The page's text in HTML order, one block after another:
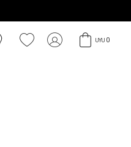
UYU 0